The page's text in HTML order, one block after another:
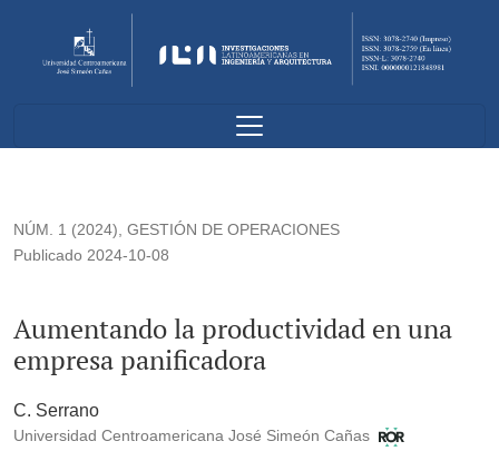
Aumentando la productividad en una empresa panificadora
NÚM. 1 (2024) GESTIÓN DE OPERACIONES
Aumentando la productividad en una
empresa panificadora
Publicado 2024-10-08
C. Serrano
Universidad Centroamericana José Simeón Cañas